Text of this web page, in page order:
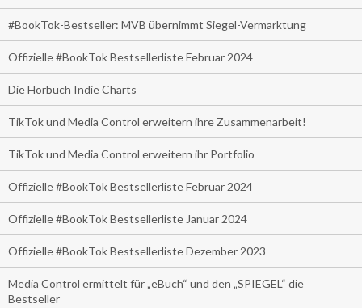
#BookTok-Bestseller: MVB übernimmt Siegel-Vermarktung
Offizielle #BookTok Bestsellerliste Februar 2024
Die Hörbuch Indie Charts
TikTok und Media Control erweitern ihre Zusammenarbeit!
TikTok und Media Control erweitern ihr Portfolio
Offizielle #BookTok Bestsellerliste Februar 2024
Offizielle #BookTok Bestsellerliste Januar 2024
Offizielle #BookTok Bestsellerliste Dezember 2023
Media Control ermittelt für „eBuch“ und den „SPIEGEL“ die
Bestseller